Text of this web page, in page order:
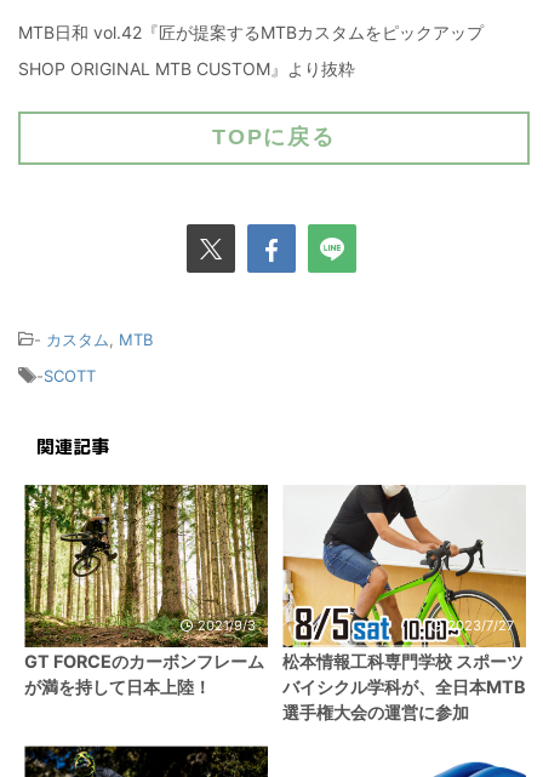
MTB日和 vol.42『匠が提案するMTBカスタムをピックアップ
SHOP ORIGINAL MTB CUSTOM』より抜粋
TOPに戻る
- カスタム
MTB
-SCOTT
関連記事
2021/9/3
GT FORCEのカーボンフレーム
が満を持して日本上陸！
2023/7/27
松本情報工科専門学校 スポーツ
バイシクル学科が、全日本MTB
選手権大会の運営に参加